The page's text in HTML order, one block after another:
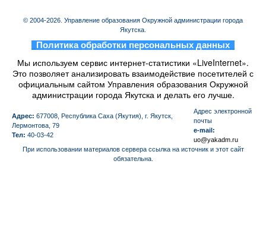
© 2004-2026. Управление образования Окружной администрации города
Якутска.
Политика обработки персональных данных
Мы используем сервис интернет-статистики «LiveInternet».
Это позволяет анализировать взаимодействие посетителей с
официальным сайтом Управления образования Окружной
администрации города Якутска и делать его лучше.
Адрес: 677008, Республика Саха (Якутия), г. Якутск,
Лермонтова, 79
Тел: 40-03-42
Aдрес электронной
почты
e-mail:
uo@yakadm.ru
При использовании материалов сервера ссылка на источник и этот сайт
обязательна.